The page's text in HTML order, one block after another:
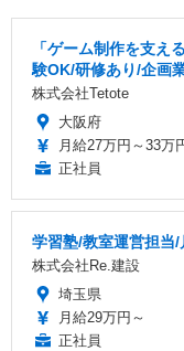
「ゲーム制作を支え
験OK/研修あり/企画
株式会社Tetote
大阪府
月給27万円～33万
正社員
学習塾/教室運営担当
株式会社Re.建設
埼玉県
月給29万円～
正社員